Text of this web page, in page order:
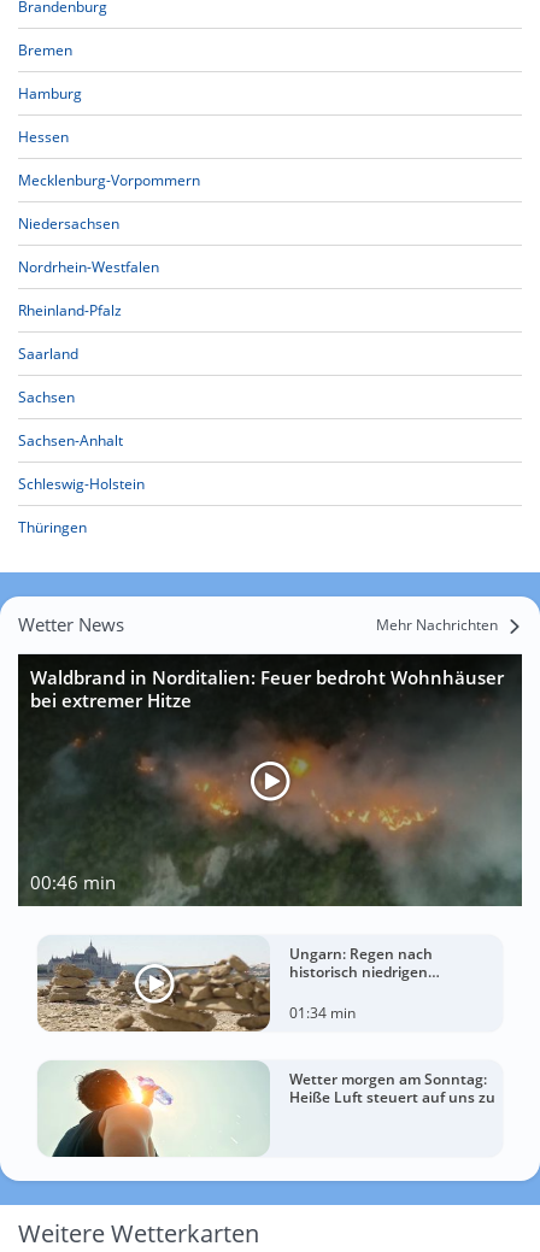
Brandenburg
Bremen
Hamburg
Hessen
Mecklenburg-Vorpommern
Niedersachsen
Nordrhein-Westfalen
Rheinland-Pfalz
Saarland
Sachsen
Sachsen-Anhalt
Schleswig-Holstein
Thüringen
Wetter News Mehr Nachrichten
Waldbrand in Norditalien: Feuer bedroht Wohnhäuser
bei extremer Hitze
00:46 min
Ungarn: Regen nach
historisch niedrigen
01:34 min
Wetter morgen am Sonntag:
Heiße Luft steuert auf uns zu
Weitere Wetterkarten